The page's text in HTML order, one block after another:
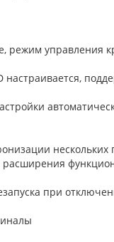
режим
настраивается,
нескольких
при